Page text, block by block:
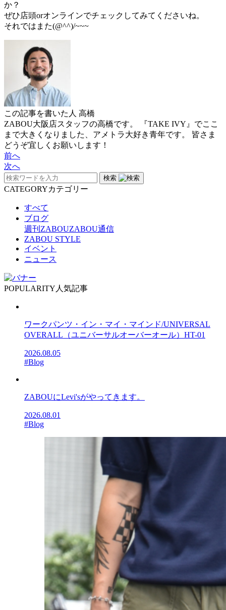
か？
ぜひ店頭orオンラインでチェックしてみてくださいね。
それではまた(@^^)/~~~
この記事を書いた人 高橋
ZABOU大阪店スタッフの高橋です。 『TAKE IVY』でここ
まで大きくなりました、アメトラ大好き青年です。 皆さま
どうぞ宜しくお願いします！
前へ
次へ
検索
CATEGORYカテゴリー
すべて
ブログ
週刊ZABOUZABOU通信
ZABOU STYLE
イベント
ニュース
POPULARITY 人気記事
ワークパンツ・イン・マイ・マインド/UNIVERSAL
OVERALL（ユニバーサルオーバーオール）HT-01
2026.08.05
#Blog
ZABOUにLevi'sがやってきます。
2026.08.01
#Blog